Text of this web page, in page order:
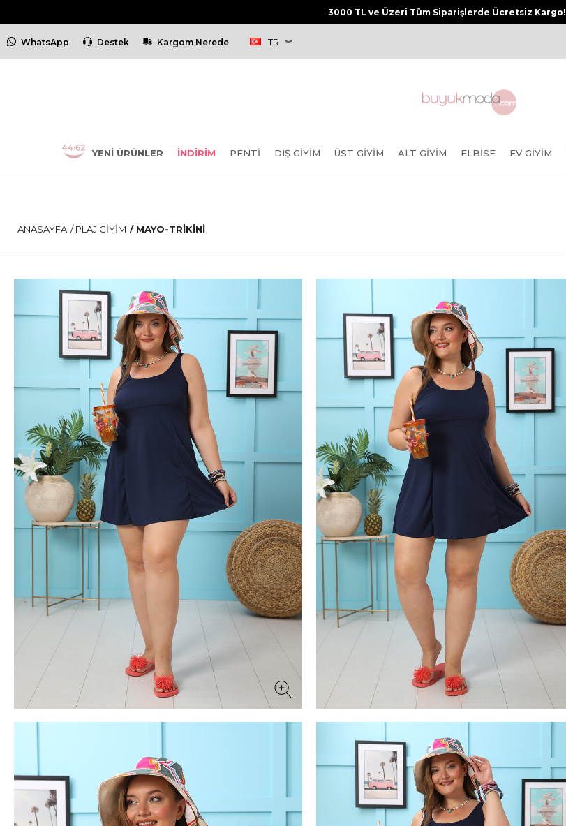
3000 TL ve Üzeri Tüm Siparişlerde Ücretsiz Kargo!
WhatsApp Destek Kargom Nerede TR
YENI ÜRÜNLER İNDİRİM PENTİ DIŞ GIYIM ÜST GIYIM ALT GIYIM ELBISE EV GIYIM
ANASAYFA / PLAJ GIYIM / MAYO-TRIKINI